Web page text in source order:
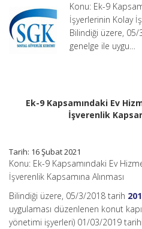
İşverenlik
Kapsamına
Alınması
Konu: Ek-9
İşyerlerinin Kolay
Bilindiği üzere, 05/
genelge ile uygu…
Ek-9 Kapsamındaki Ev
İşverenlik
Tarih: 16 Şubat 2021
Konu: Ek-9 Kapsamındaki Ev
İşverenlik Kapsamına Alınması
Bilindiği üzere, 05/3/2018 tarih
uygulaması düzenlenen konut
yönetimi işyerleri) 01/03/2019